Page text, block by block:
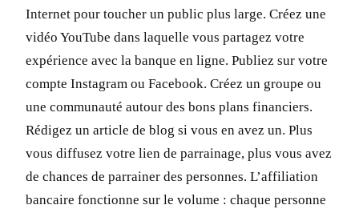
Internet pour toucher un public plus large. Créez une
vidéo YouTube dans laquelle vous partagez votre
expérience avec la banque en ligne. Publiez sur votre
compte Instagram ou Facebook. Créez un groupe ou
une communauté autour des bons plans financiers.
Rédigez un article de blog si vous en avez un. Plus
vous diffusez votre lien de parrainage, plus vous avez
de chances de parrainer des personnes. L’affiliation
bancaire fonctionne sur le volume : chaque personne